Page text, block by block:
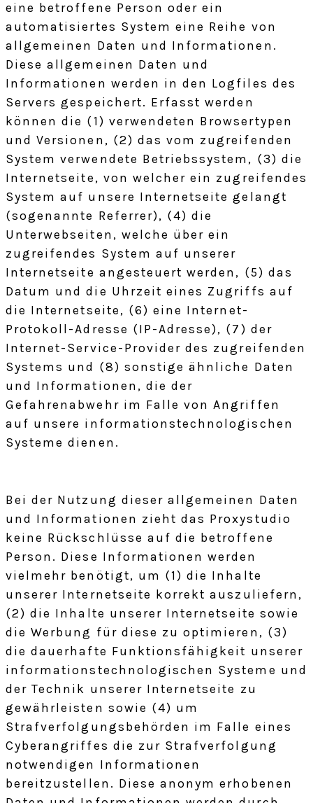
eine betroffene Person oder ein
automatisiertes System eine Reihe von
allgemeinen Daten und Informationen.
Diese allgemeinen Daten und
Informationen werden in den Logfiles des
Servers gespeichert. Erfasst werden
können die (1) verwendeten Browsertypen
und Versionen, (2) das vom zugreifenden
System verwendete Betriebssystem, (3) die
Internetseite, von welcher ein zugreifendes
System auf unsere Internetseite gelangt
(sogenannte Referrer), (4) die
Unterwebseiten, welche über ein
zugreifendes System auf unserer
Internetseite angesteuert werden, (5) das
Datum und die Uhrzeit eines Zugriffs auf
die Internetseite, (6) eine Internet-
Protokoll-Adresse (IP-Adresse), (7) der
Internet-Service-Provider des zugreifenden
Systems und (8) sonstige ähnliche Daten
und Informationen, die der
Gefahrenabwehr im Falle von Angriffen
auf unsere informationstechnologischen
Systeme dienen.
Bei der Nutzung dieser allgemeinen Daten
und Informationen zieht das Proxystudio
keine Rückschlüsse auf die betroffene
Person. Diese Informationen werden
vielmehr benötigt, um (1) die Inhalte
unserer Internetseite korrekt auszuliefern,
(2) die Inhalte unserer Internetseite sowie
die Werbung für diese zu optimieren, (3)
die dauerhafte Funktionsfähigkeit unserer
informationstechnologischen Systeme und
der Technik unserer Internetseite zu
gewährleisten sowie (4) um
Strafverfolgungsbehörden im Falle eines
Cyberangriffes die zur Strafverfolgung
notwendigen Informationen
bereitzustellen. Diese anonym erhobenen